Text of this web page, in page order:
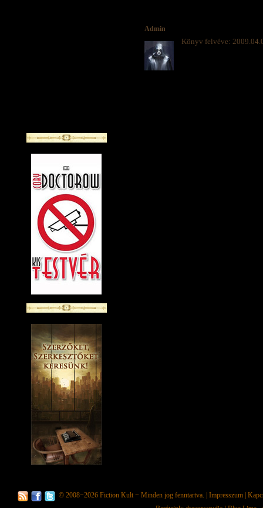
Admin
Könyv felvéve:
© 2008−2026 Fiction Kult − Minden jog fenntartva. | Impresszum